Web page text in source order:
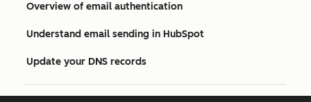
Overview of email authentication
Understand email sending in HubSpot
Update your DNS records